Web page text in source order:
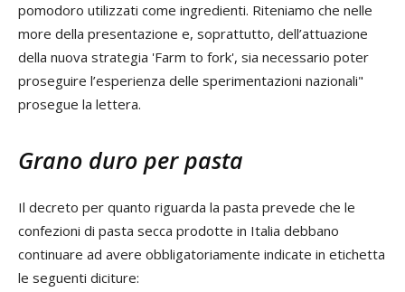
pomodoro utilizzati come ingredienti. Riteniamo che nelle
more della presentazione e, soprattutto, dell’attuazione
della nuova strategia 'Farm to fork', sia necessario poter
proseguire l’esperienza delle sperimentazioni nazionali"
prosegue la lettera.
Grano duro per pasta
Il decreto per quanto riguarda la pasta prevede che le
confezioni di pasta secca prodotte in Italia debbano
continuare ad avere obbligatoriamente indicate in etichetta
le seguenti diciture: